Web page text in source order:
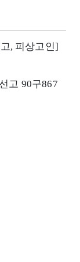
, 피상고인]
고 90구867